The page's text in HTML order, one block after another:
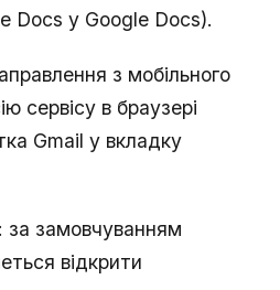
Docs у Google Docs).
з мобільного
сервісу в браузері
Gmail у вкладку
: за замовчуванням
відкрити